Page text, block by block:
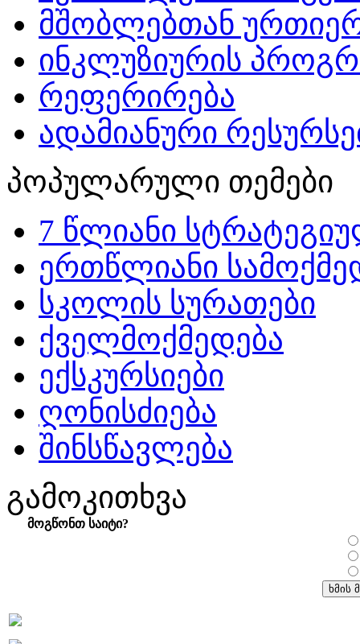
მშობლებთან
ინკლუზიურის
რეფერირება
ადამიანური
პოპულარული თემები
7 წლიანი
ერთწლიანი
სკოლის სურათები
ქველმოქმედება
ექსკურსიები
ღონისძიება
შინსწავლება
გამოკითხვა
მოგწონთ საიტი?